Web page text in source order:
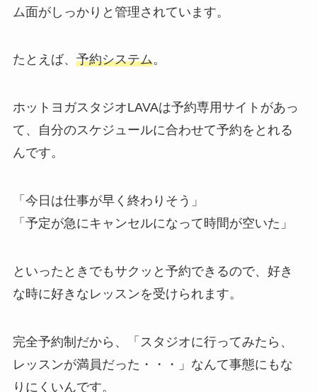
ム面がしっかりと管理されています。
たとえば、 予約システム。
ホットヨガスタジオLAVAは予約専用サイトがあっ
て、自分のスケジュールに合わせて予約をとれる
んです。
「今日は仕事が早く終わりそう」
「予定が急にキャンセルになって時間が空いた」
といったときでもサクッと予約できるので、好き
な時に好きなレッスンを受けられます。
完全予約制だから、
「スタジオに行ってみたら、
レッスンが満員だった・・・」 なんて事態にもな
りにくいんです。